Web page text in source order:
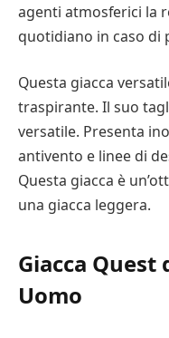
agenti atmosferici la
quotidiano in caso di
Questa giacca
traspirante. Il suo
versatile. Presenta
antivento e linee di
Questa giacca è
una giacca leggera.
Giacca Quest
Uomo